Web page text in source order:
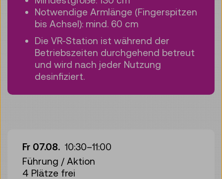
Notwendige Armlänge (Fingerspitzen
bis Achsel): mind. 60 cm
Die VR-Station ist während der
Betriebszeiten durchgehend betreut
und wird nach jeder Nutzung
desinfiziert.
Fr 07.08. 10:30–11:00
Führung / Aktion
4 Plätze frei